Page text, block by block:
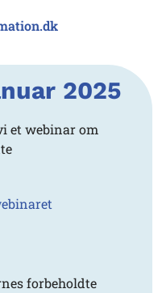
2025
et webinar om
forbeholdte